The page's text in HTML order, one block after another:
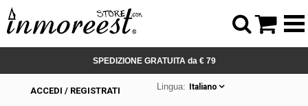
SPEDIZIONE GRATUITA da € 79
ACCEDI / REGISTRATI Lingua: Italiano
 